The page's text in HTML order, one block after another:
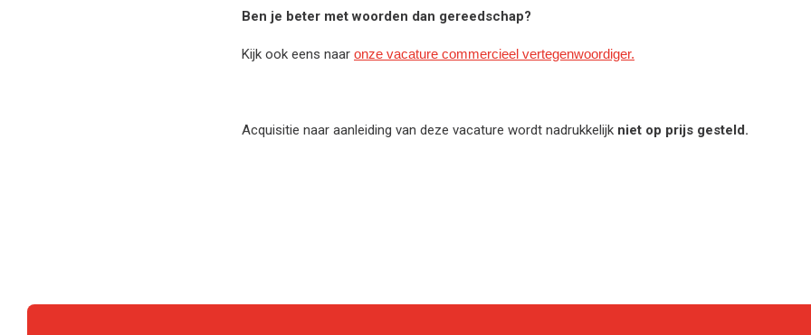
Ben je beter met woorden dan gereedschap?
Kijk ook eens naar onze vacature commercieel vertegenwoordiger.
Acquisitie naar aanleiding van deze vacature wordt nadrukkelijk niet op prijs gesteld.